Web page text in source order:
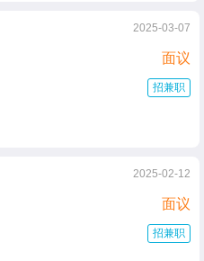
2025-03-07
面议
招兼职
2025-02-12
面议
招兼职